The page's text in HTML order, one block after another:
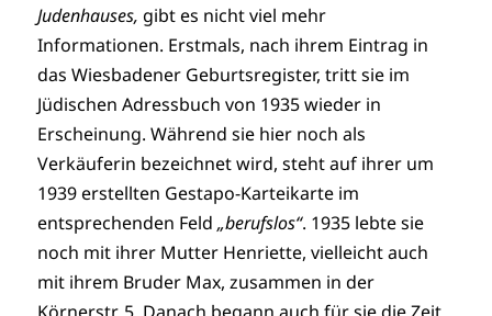
Judenhauses, gibt es nicht viel mehr
Informationen. Erstmals, nach ihrem Eintrag in
das Wiesbadener Geburtsregister, tritt sie im
Jüdischen Adressbuch von 1935 wieder in
Erscheinung. Während sie hier noch als
Verkäuferin bezeichnet wird, steht auf ihrer um
1939 erstellten Gestapo-Karteikarte im
entsprechenden Feld„berufslos“. 1935 lebte sie
noch mit ihrer Mutter Henriette, vielleicht auch
mit ihrem Bruder Max, zusammen in der